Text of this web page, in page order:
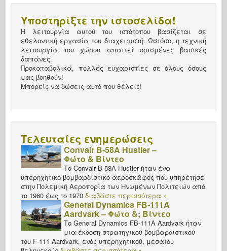
Υποστηρίξτε την ιστοσελίδα!
Η λειτουργία αυτού του ιστότοπου βασίζεται σε
εθελοντική εργασία του διαχειριστή. Ωστόσο, η τεχνική
λειτουργία του χώρου απαιτεί ορισμένες βασικές
δαπάνες.
Προκαταβολικά, πολλές ευχαριστίες σε όλους όσους
μας βοηθούν!
Μπορείς να δώσεις αυτό που θέλεις!
Τελευταίες ενημερώσεις
Convair B-58A Hustler –
Φώτο & Βίντεο
Το Convair B-58A Hustler ήταν ένα
υπερηχητικό βομβαρδιστικό αεροσκάφος που υπηρέτησε
στην Πολεμική Αεροπορία των Ηνωμένων Πολιτειών από
το 1960 έως το 1970 διαβάστε περισσότερα »
General Dynamics FB-111A
Aardvark – Φώτο &; Βίντεο
Το General Dynamics FB-111A Aardvark ήταν
μια έκδοση στρατηγικού βομβαρδιστικού
του F-111 Aardvark, ενός υπερηχητικού, μεσαίου